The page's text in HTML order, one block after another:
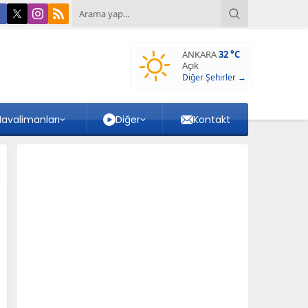
ANKARA32 °C
Açık
Diğer Şehirler →
Diğer Kontakt